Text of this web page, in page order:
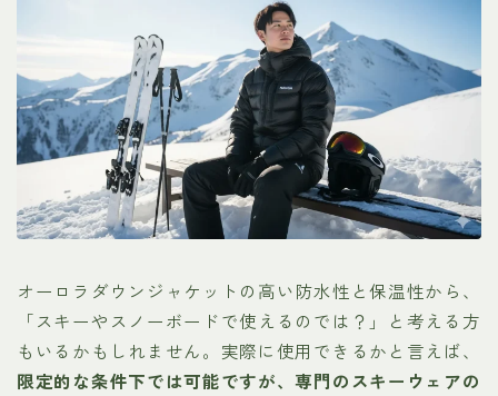
オーロラダウンジャケットの高い防水性と保温性から、
「スキーやスノーボードで使えるのでは？」と考える方
もいるかもしれません。実際に使用できるかと言えば、
限定的な条件下では可能ですが、専門のスキーウェアの